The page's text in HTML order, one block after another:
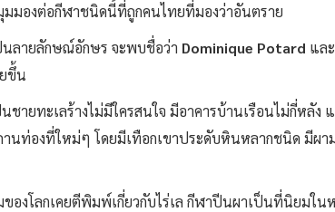
มมองต่อกีฬาชนิดนี้ที่ถูกคนไทยที่มองว่าอันตราย
นลายลักษณ์อักษร จะพบชื่อว่า Dominique Potard และ
ขึ้น
ายทะเลร้างไม่มีใครสนใจ มีอาคารบ้านเรือนไม่กี่หลัง
านท่องที่ใหม่ๆ โดยมีเทือกเขาประดับหินหลากชนิด มีผา
องโลกเคยตีพิมพ์เกี่ยวกับไร่เล กีฬาปีนผาเป็นที่นิยมใน